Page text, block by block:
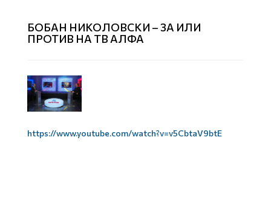
БОБАН НИКОЛОВСКИ – ЗА ИЛИ
ПРОТИВ НА ТВ АЛФА
https://www.youtube.com/watch?v=v5CbtaV9btE